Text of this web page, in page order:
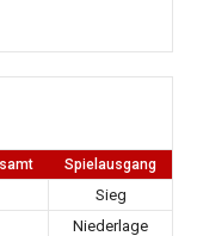
Spielausgang
Sieg
Niederlage